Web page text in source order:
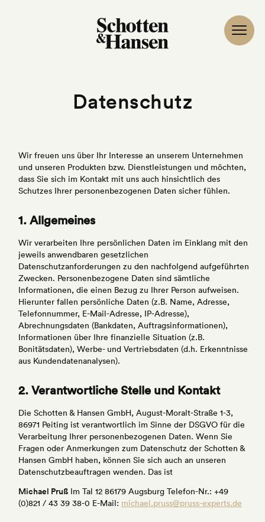
Datenschutz
Wir freuen uns über Ihr Interesse an unserem Unternehmen
und unseren Produkten bzw. Dienstleistungen und möchten,
dass Sie sich im Kontakt mit uns auch hinsichtlich des
Schutzes Ihrer personenbezogenen Daten sicher fühlen.
1. Allgemeines
Wir verarbeiten Ihre persönlichen Daten im Einklang mit den
jeweils anwendbaren gesetzlichen
Datenschutzanforderungen zu den nachfolgend aufgeführten
Zwecken. Personenbezogene Daten sind sämtliche
Informationen, die einen Bezug zu Ihrer Person aufweisen.
Hierunter fallen persönliche Daten (z.B. Name, Adresse,
Telefonnummer, E-Mail-Adresse, IP-Adresse),
Abrechnungsdaten (Bankdaten, Auftragsinformationen),
Informationen über Ihre finanzielle Situation (z.B.
Bonitätsdaten), Werbe- und Vertriebsdaten (d.h. Erkenntnisse
aus Kundendatenanalysen).
2. Verantwortliche Stelle und Kontakt
Die Schotten & Hansen GmbH, August-Moralt-Straße 1-3,
86971 Peiting ist verantwortlich im Sinne der DSGVO für die
Verarbeitung Ihrer personenbezogenen Daten. Wenn Sie
Fragen oder Anmerkungen zum Datenschutz der Schotten &
Hansen GmbH haben, können Sie sich auch an unseren
Datenschutzbeauftragen wenden. Das ist
Michael PrußIm Tal 1286179 AugsburgTelefon-Nr.: +49
(0)821 / 43 39 38-0 E-Mail: michael.pruss@pruss-experts.de